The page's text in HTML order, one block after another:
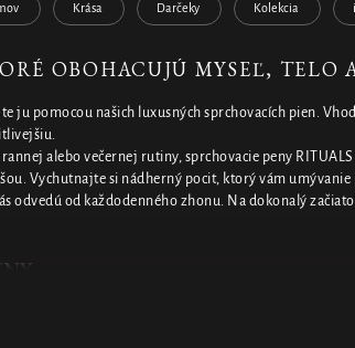
Krása Darčeky Kolekcia
OBOHACUJÚ MYSEĽ, TELO
ju pomocou našich luxusných sprchovacích pien.
alebo večernej rutiny, sprchovacie peny RITUALS
Vychutnajte si nádherný pocit, ktorý vám umývanie
odvedú od každodenného zhonu. Na dokonalý
pien, ktoré sa po dotyku s vodou zmenia na